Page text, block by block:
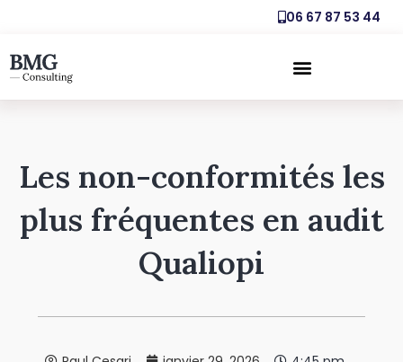
06 67 87 53 44
Les non-conformités les
plus fréquentes en audit
Qualiopi